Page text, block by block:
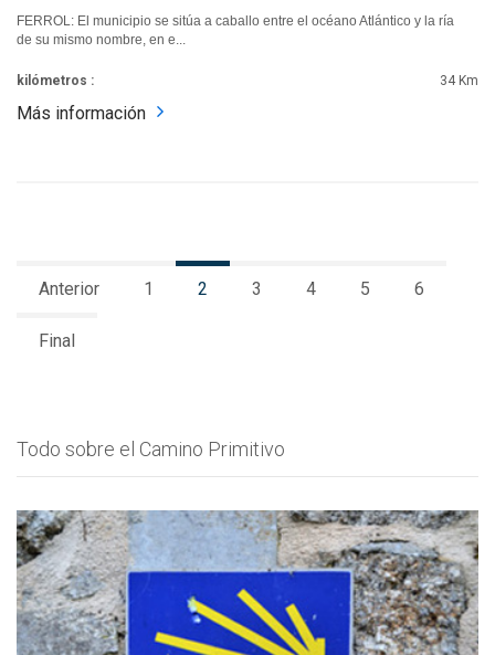
FERROL: El municipio se sitúa a caballo entre el océano Atlántico y la ría
de su mismo nombre, en e...
kilómetros : 34 Km
Más información
Anterior 1 2 3 4 5 6
Final
Todo sobre el Camino Primitivo